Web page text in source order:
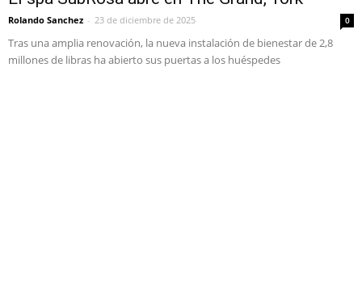
Rolando Sanchez - 23 de diciembre de 2025 0
Tras una amplia renovación, la nueva instalación de bienestar de 2,8
millones de libras ha abierto sus puertas a los huéspedes